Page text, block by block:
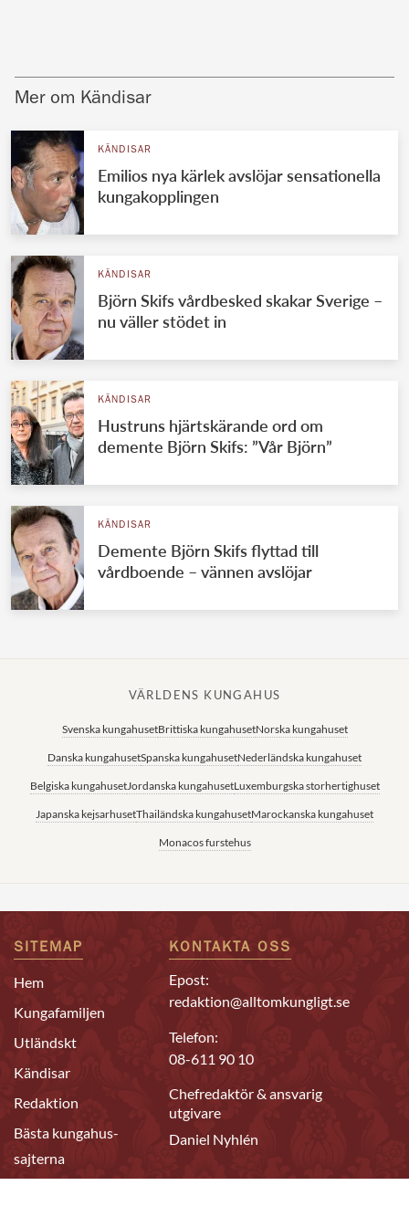
Mer om Kändisar
KÄNDISAR
Emilios nya kärlek avslöjar sensationella
kungakopplingen
KÄNDISAR
Björn Skifs vårdbesked skakar Sverige –
nu väller stödet in
KÄNDISAR
Hustruns hjärtskärande ord om
demente Björn Skifs: ”Vår Björn”
KÄNDISAR
Demente Björn Skifs flyttad till
vårdboende – vännen avslöjar
VÄRLDENS KUNGAHUS
Svenska kungahusetBrittiska kungahusetNorska kungahuset
Danska kungahusetSpanska kungahusetNederländska kungahuset
Belgiska kungahusetJordanska kungahusetLuxemburgska storhertighuset
Japanska kejsarhusetThailändska kungahusetMarockanska kungahuset
Monacos furstehus
SITEMAP
Hem
Kungafamiljen
Utländskt
Kändisar
Redaktion
Bästa kungahus-
sajterna
KONTAKTA OSS
Epost:
redaktion@alltomkungligt.se
Telefon:
08-611 90 10
Chefredaktör & ansvarig
utgivare
Daniel Nyhlén